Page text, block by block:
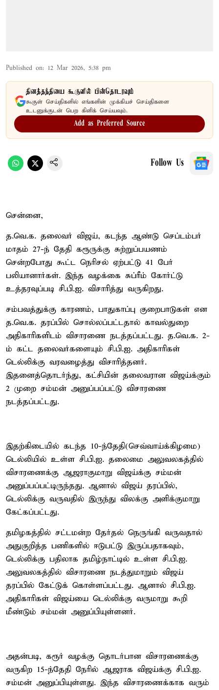
Published on: 12 Mar 2026, 5:38 pm
தினத்தந்தியை கூகுளில் பின்தொடரவும்
கூகுள் செய்திகளில் எங்களின் முக்கியச் செய்திகளை
உடனுக்குடன் பெற கிளிக் செய்யவும்.
Add as Preferred Source
Follow Us
சென்னை,
த.வெ.க. தலைவர் விஜய், கடந்த ஆண்டு செப்டம்பர்
மாதம் 27-ந் தேதி கரூருக்கு சுற்றுப்பயணம்
சென்றபோது கூட்ட நெரிசல் ஏற்பட்டு 41 பேர்
பலியானார்கள். இந்த வழக்கை சுப்ரீம் கோர்ட்டு
உத்தரவுப்படி சி.பி.ஐ. விசாரித்து வருகிறது.
சம்பவத்துக்கு காரணம், பாதுகாப்பு குறைபாடுகள் என
த.வெ.க. தரப்பில் சொல்லப்பட்டதால் காவல்துறை
அதிகாரிகளிடம் விசாரணை நடத்தப்பட்டது. த.வெ.க. 2-
ம் கட்ட தலைவர்களையும் சி.பி.ஐ. அதிகாரிகள்
டெல்லிக்கு வரவழைத்து விசாரித்தனர்.
இதனைத்தொடர்ந்து, கட்சியின் தலைவரான விஜய்க்கும்
2 முறை சம்மன் அனுப்பப்பட்டு விசாரணை
நடத்தப்பட்டது.
இதற்கிடையில் கடந்த 10-ந்தேதி(செவ்வாய்க்கிழமை)
டெல்லியில் உள்ள சி.பி.ஐ. தலைமை அலுவலகத்தில்
விசாரணைக்கு ஆஜராகுமாறு விஜய்க்கு சம்மன்
அனுப்பப்பட்டிருந்தது. ஆனால் விஜய் தரப்பில்,
டெல்லிக்கு வருவதில் இருந்து விலக்கு அளிக்குமாறு
கேட்கப்பட்டது.
தமிழகத்தில் சட்டமன்ற தேர்தல் நெருங்கி வருவதால்
அதுகுறித்த பணிகளில் ஈடுபட்டு இருப்பதாகவும்,
டெல்லிக்கு பதிலாக தமிழ்நாட்டில் உள்ள சி.பி.ஐ.
அலுவலகத்தில் விசாரணை நடத்துமாறும் விஜய்
தரப்பில் கேட்டுக் கொள்ளப்பட்டது. ஆனால் சி.பி.ஐ.
அதிகாரிகள் விஜய்யை டெல்லிக்கு வருமாறு கூறி
மீண்டும் சம்மன் அனுப்பியுள்ளனர்.
அதன்படி, கரூர் வழக்கு தொடர்பான விசாரணைக்கு
வருகிற 15-ந்தேதி நேரில் ஆஜராக விஜய்க்கு சி.பி.ஐ.
சம்மன் அனுப்பியுள்ளது. இந்த விசாரணைக்காக வரும்